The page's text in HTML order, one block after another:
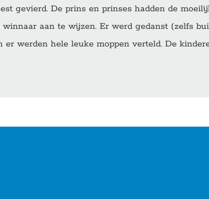
gevierd. De prins en prinses hadden de
winnaar aan te wijzen. Er werd gedanst (zelfs
er werden hele leuke moppen verteld. De